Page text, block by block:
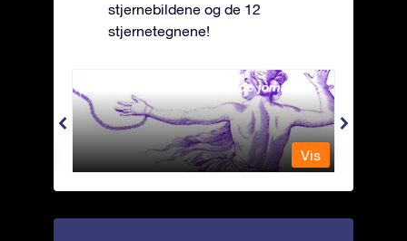
stjernebildene og de 12
stjernetegnene!
Andromeda - Den lenkede jomfrua
Vis